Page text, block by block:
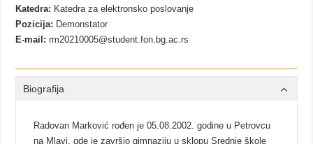
Katedra: Katedra za elektronsko poslovanje
Pozicija: Demonstator
E-mail:rm20210005@student.fon.bg.ac.rs
Biografija
Radovan Marković rođen je 05.08.2002. godine u Petrovcu
na Mlavi, gde je završio gimnaziju u sklopu Srednje škole